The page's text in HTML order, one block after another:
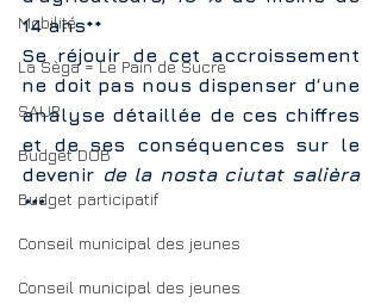
Mobilité
La Sèga = Le Pain de Sucre
SAUR
Budget DOB
Budget participatif
Conseil municipal des jeunes
Conseil municipal des jeunes
14 ans**
Se réjouir de cet accroissement
ne doit pas nous dispenser d‘une
analyse détaillée de ces chiffres
et de ses conséquences sur le
devenir de la nosta ciutat salièra
***